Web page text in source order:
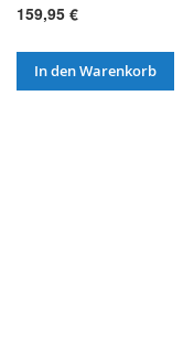
159,95 €
In den Warenkorb